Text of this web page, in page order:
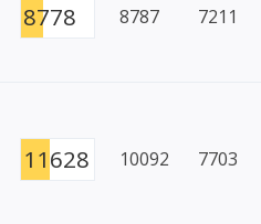
8778 8787 7211
11628 10092 7703